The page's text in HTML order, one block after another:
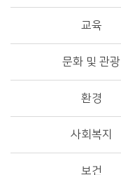
교육
문화 및 관광
환경
사회복지
보건